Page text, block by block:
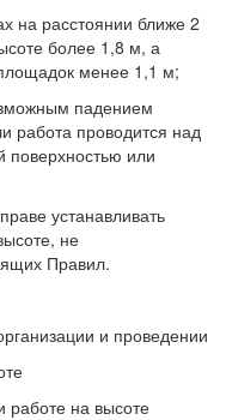
на расстоянии ближе 2
более 1,8 м, а
менее 1,1 м;
падением
работа проводится над
или
устанавливать
не
Правил.
и проведении
работе на высоте